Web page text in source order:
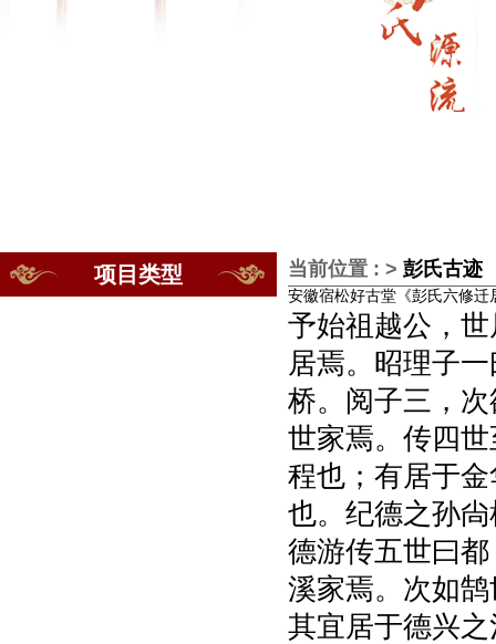
项目类型 当前位置 : > 彭氏古迹
安徽宿松好古堂《彭氏六修迁
予始祖越公，
居焉。昭理子
桥。阅子三，
世家焉。传四
程也；有居于
也。纪德之孙
德游传五世曰
溪家焉。次如
其宜居于德兴